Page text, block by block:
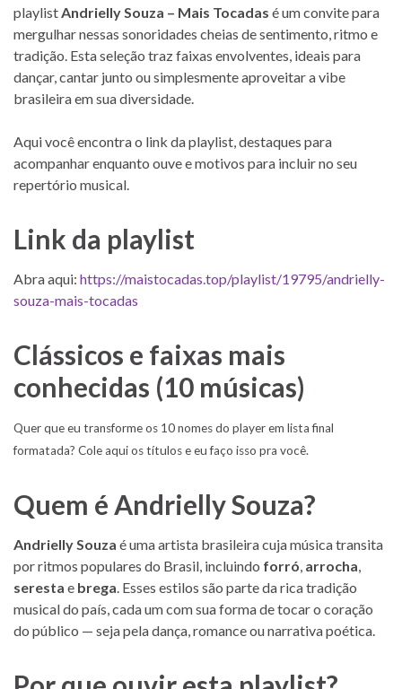
playlist Andrielly Souza – Mais Tocadas é um convite para
mergulhar nessas sonoridades cheias de sentimento, ritmo e
tradição. Esta seleção traz faixas envolventes, ideais para
dançar, cantar junto ou simplesmente aproveitar a vibe
brasileira em sua diversidade.
Aqui você encontra o link da playlist, destaques para
acompanhar enquanto ouve e motivos para incluir no seu
repertório musical.
Link da playlist
Abra aqui: https://maistocadas.top/playlist/19795/andrielly-
souza-mais-tocadas
Clássicos e faixas mais
conhecidas (10 músicas)
Quer que eu transforme os 10 nomes do player em lista final
formatada? Cole aqui os títulos e eu faço isso pra você.
Quem é Andrielly Souza?
Andrielly Souza é uma artista brasileira cuja música transita
por ritmos populares do Brasil, incluindo forró arrocha
seresta e brega . Esses estilos são parte da rica tradição
musical do país, cada um com sua forma de tocar o coração
do público — seja pela dança, romance ou narrativa poética.